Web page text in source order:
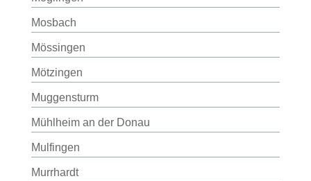
Mosbach
Mössingen
Mötzingen
Muggensturm
Mühlheim an der Donau
Mulfingen
Murrhardt